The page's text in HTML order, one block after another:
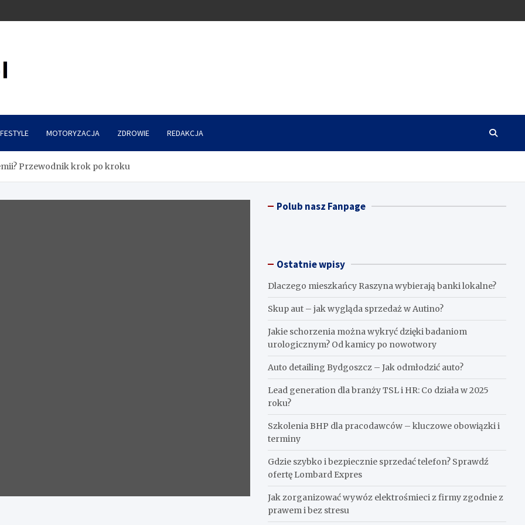
MOTORYZACJA ZDROWIE REDAKCJA
Przewodnik krok po kroku
Polub nasz Fanpage
Ostatnie wpisy
Dlaczego mieszkańcy Raszyna wybierają banki lokalne?
Skup aut – jak wygląda sprzedaż w Autino?
Jakie schorzenia można wykryć dzięki badaniom
urologicznym? Od kamicy po nowotwory
Auto detailing Bydgoszcz – Jak odmłodzić auto?
Lead generation dla branży TSL i HR: Co działa w 2025
roku?
Szkolenia BHP dla pracodawców – kluczowe obowiązki i
terminy
Gdzie szybko i bezpiecznie sprzedać telefon? Sprawdź
ofertę Lombard Expres
Jak zorganizować wywóz elektrośmieci z firmy zgodnie z
prawem i bez stresu